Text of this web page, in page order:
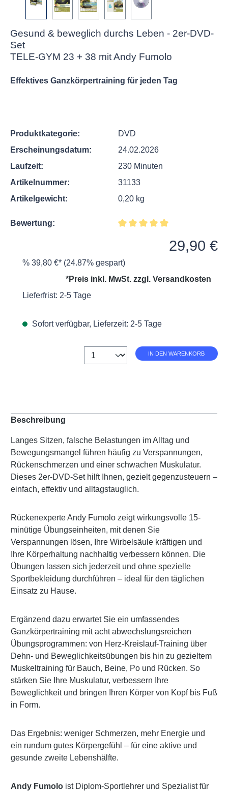
Gesund & beweglich durchs Leben - 2er-DVD-
Set
TELE-GYM 23 + 38 mit Andy Fumolo
Effektives Ganzkörpertraining für jeden Tag
Produktkategorie:
DVD
Erscheinungsdatum:
24.02.2026
Laufzeit:
230 Minuten
Artikelnummer:
31133
Artikelgewicht:
0,20 kg
Bewertung:
29,90 €
% 39,80 €* (24.87% gespart)
*Preis inkl. MwSt. zzgl. Versandkosten
Lieferfrist: 2-5 Tage
Sofort verfügbar, Lieferzeit: 2-5 Tage
Anzahl IN DEN WARENKORB
Beschreibung
Langes Sitzen, falsche Belastungen im Alltag und
Bewegungsmangel führen häufig zu Verspannungen,
Rückenschmerzen und einer schwachen Muskulatur.
Dieses 2er-DVD-Set hilft Ihnen, gezielt gegenzusteuern –
einfach, effektiv und alltagstauglich.
Rückenexperte Andy Fumolo zeigt wirkungsvolle 15-
minütige Übungseinheiten, mit denen Sie
Verspannungen lösen, Ihre Wirbelsäule kräftigen und
Ihre Körperhaltung nachhaltig verbessern können. Die
Übungen lassen sich jederzeit und ohne spezielle
Sportbekleidung durchführen – ideal für den täglichen
Einsatz zu Hause.
Ergänzend dazu erwartet Sie ein umfassendes
Ganzkörpertraining mit acht abwechslungsreichen
Übungsprogrammen: von Herz-Kreislauf-Training über
Dehn- und Beweglichkeitsübungen bis hin zu gezieltem
Muskeltraining für Bauch, Beine, Po und Rücken. So
stärken Sie Ihre Muskulatur, verbessern Ihre
Beweglichkeit und bringen Ihren Körper von Kopf bis Fuß
in Form.
Das Ergebnis: weniger Schmerzen, mehr Energie und
ein rundum gutes Körpergefühl – für eine aktive und
gesunde zweite Lebenshälfte.
Andy Fumolo ist Diplom-Sportlehrer und Spezialist für